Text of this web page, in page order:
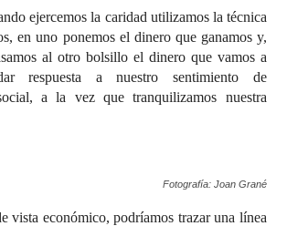
ejercemos la caridad utilizamos la técnica
en uno ponemos el dinero que ganamos y,
al otro bolsillo el dinero que vamos a
respuesta a nuestro sentimiento de
a la vez que tranquilizamos nuestra
Fotografía: Joan Grané
vista económico, podríamos trazar una línea